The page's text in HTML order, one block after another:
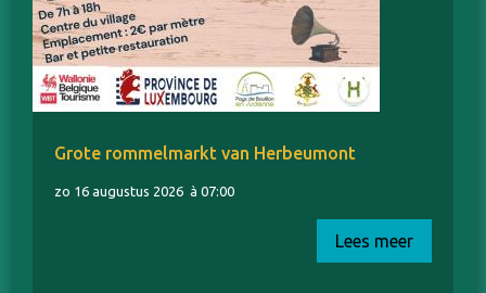
Grote rommelmarkt van Herbeumont
zo 16 augustus 2026 à 07:00
Lees meer